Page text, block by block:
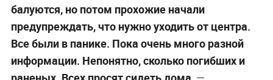
балуются, но потом прохожие начали
предупреждать, что нужно уходить от центра.
Все были в панике. Пока очень много разной
информации. Непонятно, сколько погибших и